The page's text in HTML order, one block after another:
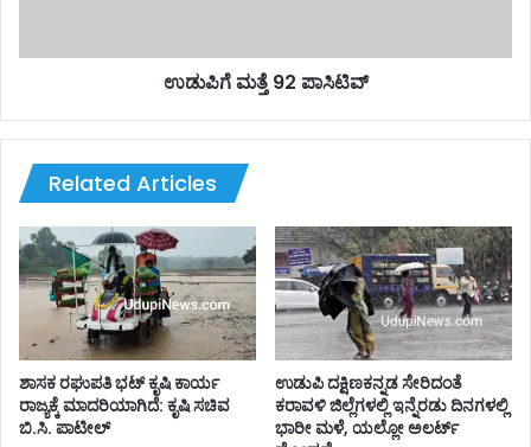
ಉಡುಪಿಗೆ ಮತ್ತೆ 92 ಪಾಸಿಟಿವ್
Related Articles
ಶಾಸಕ ರಘುಪತಿ‌ ಭಟ್ ಕೃಷಿ ಕಾರ್ಯ
ರಾಜ್ಯಕ್ಕೆ ಮಾದರಿಯಾಗಿದೆ: ಕೃಷಿ ಸಚಿವ
ಬಿ.ಸಿ. ಪಾಟೀಲ್
ಉಡುಪಿ ದಕ್ಷಿಣಕನ್ನಡ ಸೇರಿದಂತೆ
ಕರಾವಳಿ ಜಿಲ್ಲೆಗಳಲ್ಲಿ ಇನ್ನೆರಡು ದಿನಗಳಲ್ಲಿ
ಭಾರೀ ಮಳೆ, ಯಲ್ಲೋ ಅಲರ್ಟ್